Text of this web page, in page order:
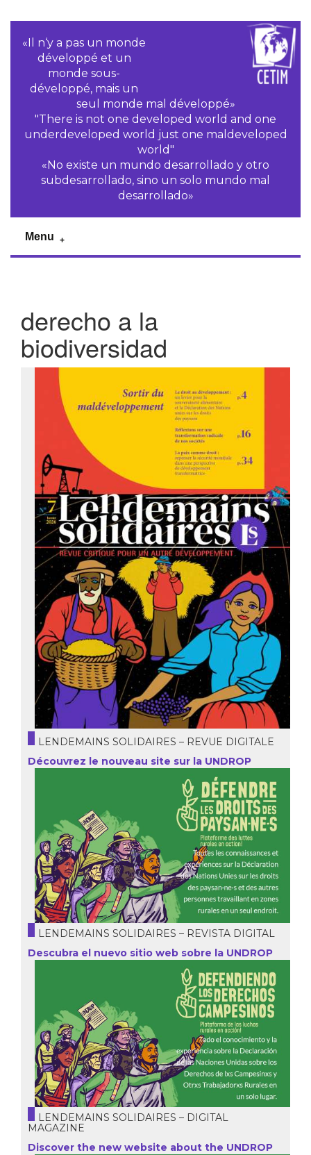
«Il n‘y a pas un monde
développé et un
monde sous-
développé, mais un
seul monde mal développé»
"There is not one developed world and one
underdeveloped world just one maldeveloped
world"
«No existe un mundo desarrollado y otro
subdesarrollado, sino un solo mundo mal
desarrollado»
Menu
derecho a la
biodiversidad
LENDEMAINS SOLIDAIRES – REVUE DIGITALE
Découvrez le nouveau site sur la UNDROP
LENDEMAINS SOLIDAIRES – REVISTA DIGITAL
Descubra el nuevo sitio web sobre la UNDROP
LENDEMAINS SOLIDAIRES – DIGITAL
MAGAZINE
Discover the new website about the UNDROP